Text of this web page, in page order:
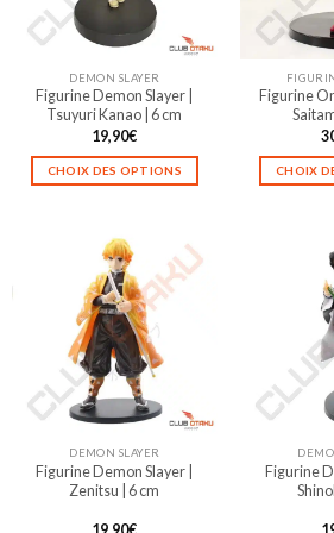
DEMON SLAYER
Figurine Demon Slayer |
Tsuyuri Kanao | 6 cm
19,90€
CHOIX DES OPTIONS
a
plusieurs
variations.
Les
options
peuvent
être
choisies
la
page
du
produit
Figurine
CHOIX
DEMON SLAYER
Figurine Demon Slayer |
Zenitsu | 6 cm
Figurine